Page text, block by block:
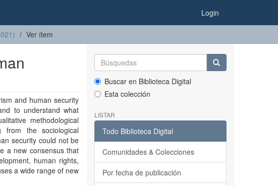
Login
Ver ítem
and human security
to understand what
methodological
from the sociological
security could not be
a new consensus that
human rights,
a wide range of new
Buscar en Biblioteca Digital
Esta colección
LISTAR
Todo Biblioteca Digital
Comunidades & Colecciones
Por fecha de publicación